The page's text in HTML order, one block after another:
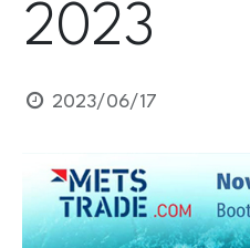
2023
2023/06/17